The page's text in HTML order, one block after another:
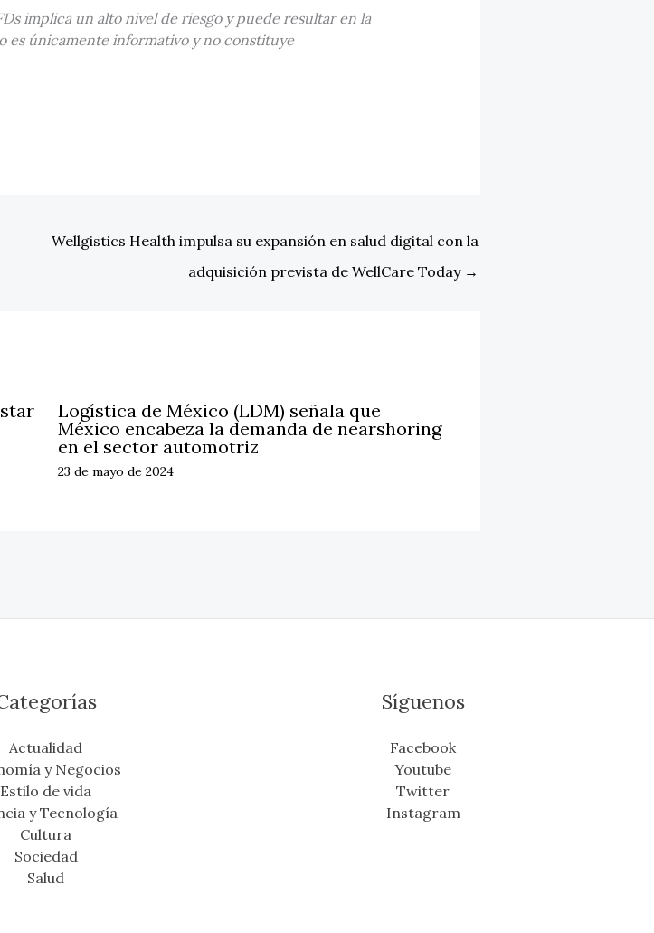
implica un alto nivel de riesgo y puede resultar en la
únicamente informativo y no constituye
Wellgistics Health impulsa su expansión en salud digital con la
adquisición prevista de WellCare Today →
Logística de México (LDM) señala que
México encabeza la demanda de nearshoring
en el sector automotriz
23 de mayo de 2024
Actualidad
y Negocios
Estilo de vida
y Tecnología
Cultura
Sociedad
Salud
Síguenos
Facebook
Youtube
Twitter
Instagram